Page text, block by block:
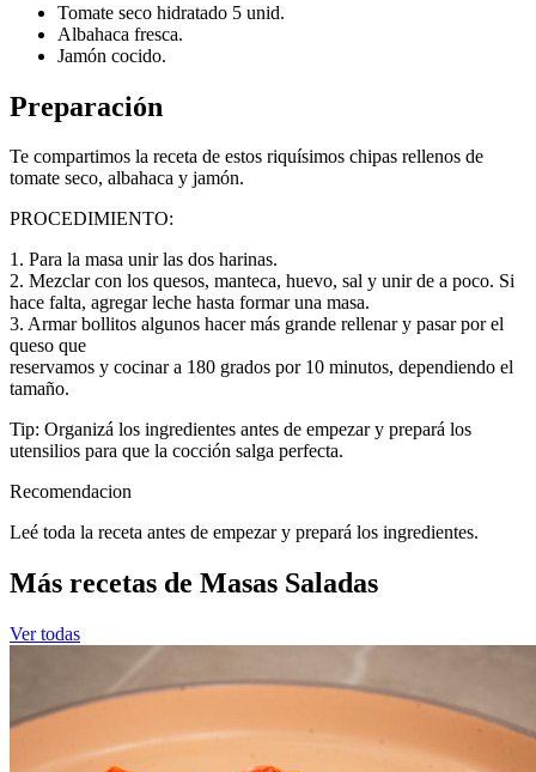
Tomate seco hidratado 5 unid.
Albahaca fresca.
Jamón cocido.
Preparación
Te compartimos la receta de estos riquísimos chipas rellenos de
tomate seco, albahaca y jamón.
PROCEDIMIENTO:
1. Para la masa unir las dos harinas.
2. Mezclar con los quesos, manteca, huevo, sal y unir de a poco. Si
hace falta, agregar leche hasta formar una masa.
3. Armar bollitos algunos hacer más grande rellenar y pasar por el
queso que
reservamos y cocinar a 180 grados por 10 minutos, dependiendo el
tamaño.
Tip: Organizá los ingredientes antes de empezar y prepará los
utensilios para que la cocción salga perfecta.
Recomendacion
Leé toda la receta antes de empezar y prepará los ingredientes.
Más recetas de Masas Saladas
Ver todas